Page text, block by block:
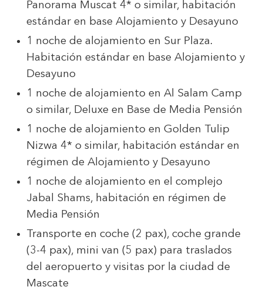
Panorama Muscat 4* o similar, habitación
estándar en base Alojamiento y Desayuno
1 noche de alojamiento en Sur Plaza.
Habitación estándar en base Alojamiento y
Desayuno
1 noche de alojamiento en Al Salam Camp
o similar, Deluxe en Base de Media Pensión
1 noche de alojamiento en Golden Tulip
Nizwa 4* o similar, habitación estándar en
régimen de Alojamiento y Desayuno
1 noche de alojamiento en el complejo
Jabal Shams, habitación en régimen de
Media Pensión
Transporte en coche (2 pax), coche grande
(3-4 pax), mini van (5 pax) para traslados
del aeropuerto y visitas por la ciudad de
Mascate